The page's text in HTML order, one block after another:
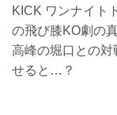
KICK ワンナイト
の飛び膝KO劇の
高峰の堀口との
せると…？